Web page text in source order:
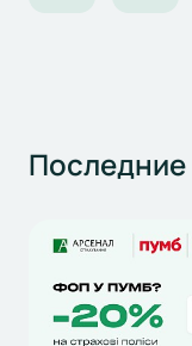
Последние